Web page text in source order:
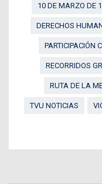
10 DE MARZO DE
DERECHOS
PARTICIPACIÓN
RECORRIDOS
RUTA DE LA
TVU NOTICIAS